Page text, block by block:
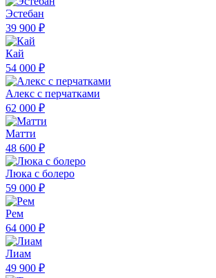
Эстебан
39 900 ₽
Кай
54 000 ₽
Алекс с перчатками
62 000 ₽
Матти
48 600 ₽
Люка с болеро
59 000 ₽
Рем
64 000 ₽
Лиам
49 900 ₽